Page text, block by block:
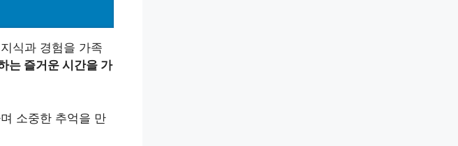
식과 경험을 가족
는 즐거운 시간을 가
소중한 추억을 만